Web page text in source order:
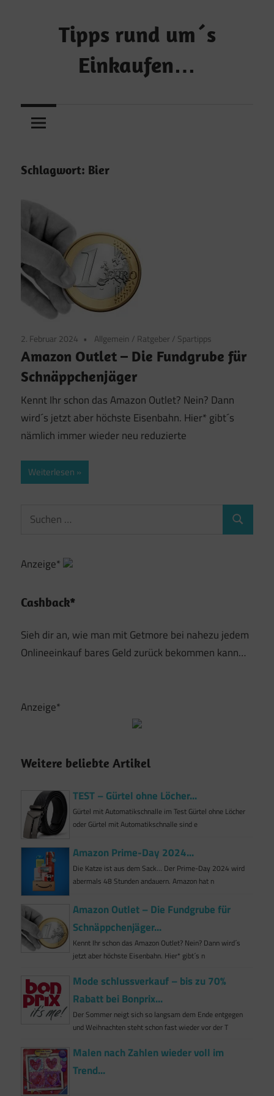
Tipps rund um´s
Einkaufen…
und
Geld
Schlagwort: Bier
2. Februar 2024 Allgemein / Ratgeber / Spartipps
Amazon Outlet – Die Fundgrube für
Schnäppchenjäger
Kennt Ihr schon das Amazon Outlet? Nein? Dann
wird´s jetzt aber höchste Eisenbahn. Hier* gibt´s
nämlich immer wieder neu reduzierte
Weiterlesen
Suchen
Suchen
Anzeige*
Cashback*
Sieh dir an, wie man mit Getmore bei nahezu jedem
Onlineeinkauf bares Geld zurück bekommen kann…
Anzeige*
Weitere beliebte Artikel
TEST – Gürtel ohne Löcher...
Gürtel mit Automatikschnalle im Test Gürtel ohne Löcher
oder Gürtel mit Automatikschnalle sind e
Amazon Prime-Day 2024...
Die Katze ist aus dem Sack… Der Prime-Day 2024 wird
abermals 48 Stunden andauern. Amazon hat n
Amazon Outlet – Die Fundgrube für
Schnäppchenjäger...
Kennt Ihr schon das Amazon Outlet? Nein? Dann wird´s
jetzt aber höchste Eisenbahn. Hier* gibt´s n
Mode schlussverkauf – bis zu 70%
Rabatt bei Bonprix...
Der Sommer neigt sich so langsam dem Ende entgegen
und Weihnachten steht schon fast wieder vor der T
Malen nach Zahlen wieder voll im
Trend...